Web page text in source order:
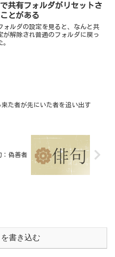
共有フォルダがリセットさ
とがある
ォルダの設定を見ると、なんと共
が解除され普通のフォルダに戻っ
。
来た者が先にいた者を追い出す
：偽善者
書き込む